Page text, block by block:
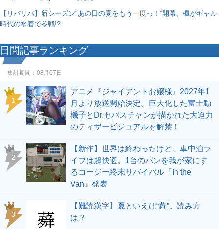
【リバリバ】新シーズン“あの日の夏をもう一度っ！”開幕。楓がギャル
時代の水着で参戦!?
日間記事ランキング
集計期間： 08月07日
1
アニメ『ジャイアントお嬢様』2027年1
月より放送開始決定。巨大化した富士動
機子とDr.セバスチャンが描かれた大迫力
のティザービジュアルを解禁！
2
【新作】世界は終わったけど、車中泊ラ
イフは超快適。1台のバンを我が家にす
るコージー終末サバイバル『In the
Van』発表
3
【難読漢字】夏といえば“蕣”。読み方
は？